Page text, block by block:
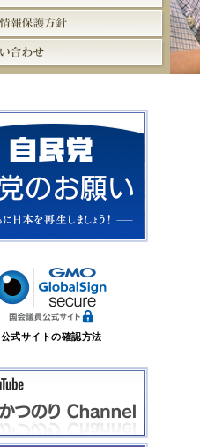
公式サイトの確認方法